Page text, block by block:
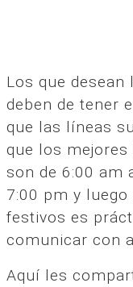
Los que
deben de tener
que las líneas
que los
son de 6:00 am
7:00 pm y
festivos es
comunicar con
Aquí les